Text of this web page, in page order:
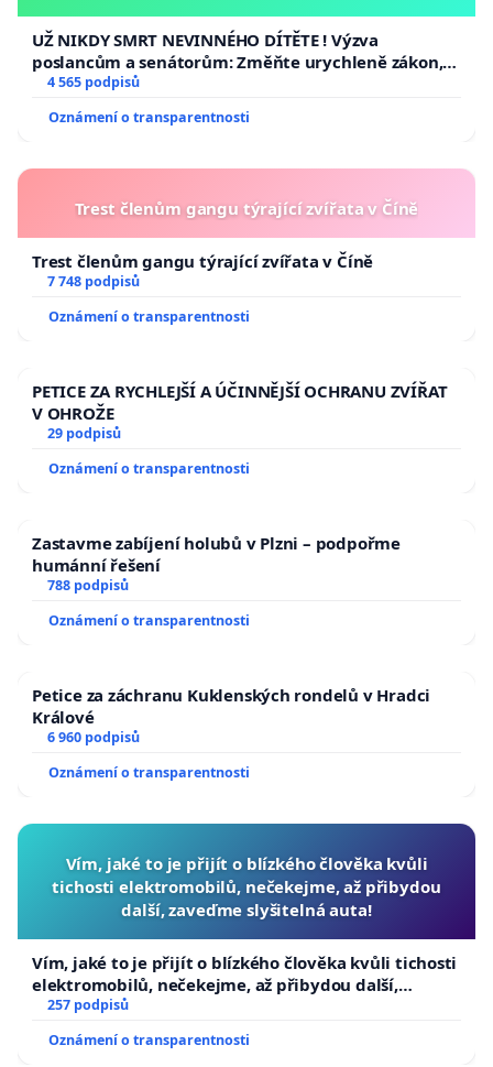
UŽ NIKDY SMRT NEVINNÉHO DÍTĚTE ! Výzva
poslancům a senátorům: Změňte urychleně zákon,
aby se tragédie malé Viktorky už nemohla opakovat!
4 565 podpisů
Oznámení o transparentnosti
Trest členům gangu týrající zvířata v Číně
Trest členům gangu týrající zvířata v Číně
7 748 podpisů
Oznámení o transparentnosti
PETICE ZA RYCHLEJŠÍ A ÚČINNĚJŠÍ OCHRANU ZVÍŘAT
V OHROŽE
29 podpisů
Oznámení o transparentnosti
Zastavme zabíjení holubů v Plzni – podpořme
humánní řešení
788 podpisů
Oznámení o transparentnosti
Petice za záchranu Kuklenských rondelů v Hradci
Králové
6 960 podpisů
Oznámení o transparentnosti
Vím, jaké to je přijít o blízkého člověka kvůli
tichosti elektromobilů, nečekejme, až přibydou
další, zaveďme slyšitelná auta!
Vím, jaké to je přijít o blízkého člověka kvůli tichosti
elektromobilů, nečekejme, až přibydou další,
zaveďme slyšitelná auta!
257 podpisů
Oznámení o transparentnosti